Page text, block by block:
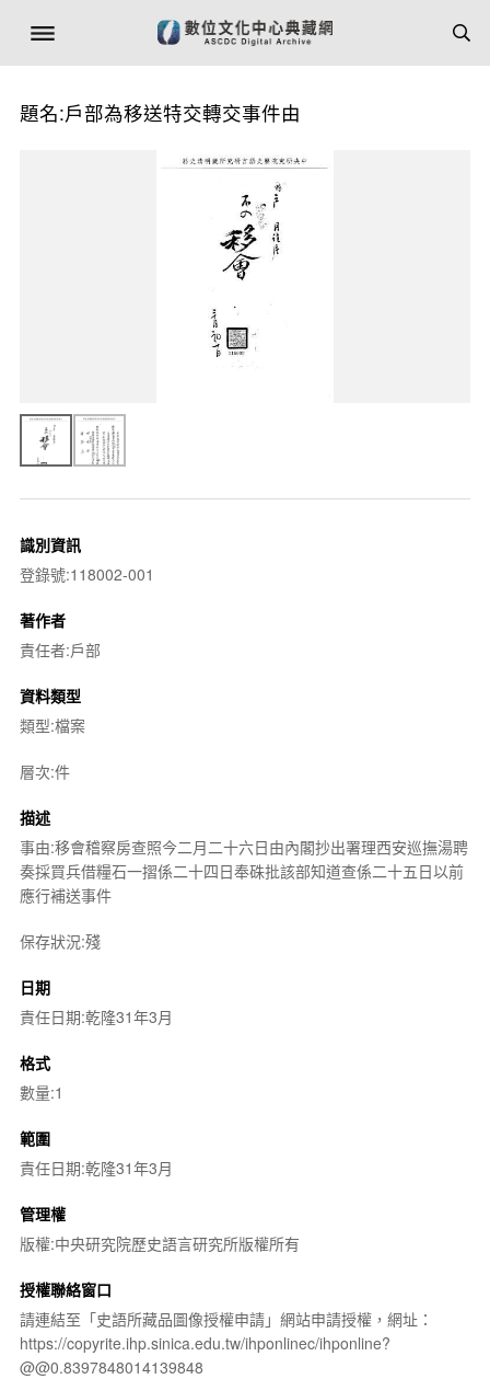
題名:戶部為移送特交轉交事件由
識別資訊
登錄號:118002-001
著作者
責任者:戶部
資料類型
類型:檔案
層次:件
描述
事由:移會稽察房查照今二月二十六日由內閣抄出署理西安巡撫湯聘
奏採買兵借糧石一摺係二十四日奉硃批該部知道查係二十五日以前
應行補送事件
保存狀況:殘
日期
責任日期:乾隆31年3月
格式
數量:1
範圍
責任日期:乾隆31年3月
管理權
版權:中央研究院歷史語言研究所版權所有
授權聯絡窗口
請連結至「史語所藏品圖像授權申請」網站申請授權，網址：
https://copyrite.ihp.sinica.edu.tw/ihponlinec/ihponline?
@@0.8397848014139848